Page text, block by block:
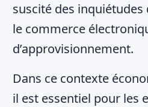
suscité des inquiétudes
le commerce
d’approvisionnement.
Dans ce contexte
il est essentiel pour les